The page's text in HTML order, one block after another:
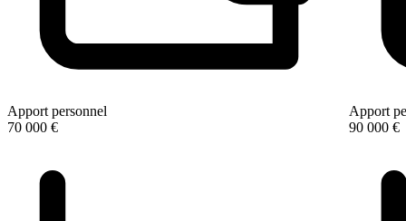
Apport personnel
70 000 €
Apport
90 000 €